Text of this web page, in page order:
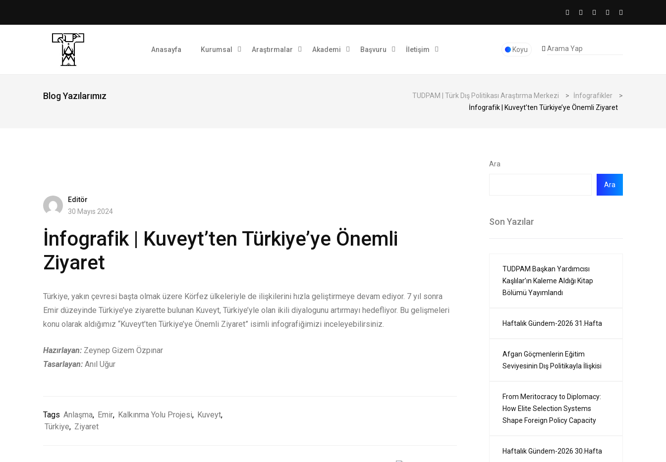
Anasayfa Kurumsal Araştırmalar Akademi Başvuru İletişim Koyu
Blog Yazılarımız TUDPAM | Türk Dış Politikası Araştırma Merkezi > İnfografikler
>
İnfografik | Kuveyt’ten Türkiye’ye Önemli Ziyaret
Editör
30 Mayıs 2024
İnfografik | Kuveyt’ten Türkiye’ye Önemli
Ziyaret
Türkiye, yakın çevresi başta olmak üzere Körfez ülkeleriyle de ilişkilerini hızla geliştirmeye devam ediyor. 7 yıl sonra
Emir düzeyinde Türkiye’ye ziyarette bulunan Kuveyt, Türkiye’yle olan ikili diyalogunu artırmayı hedefliyor. Bu gelişmeleri
konu olarak aldığımız “Kuveyt’ten Türkiye’ye Önemli Ziyaret” isimli infografiğimizi inceleyebilirsiniz.
Hazırlayan: Zeynep Gizem Özpınar
Tasarlayan: Anıl Uğur
Tags Anlaşma, Emir, Kalkınma Yolu Projesi, Kuveyt,
Türkiye, Ziyaret
Ara
Ara
Son Yazılar
TUDPAM Başkan Yardımcısı
Kaşlılar’ın Kaleme Aldığı Kitap
Bölümü Yayımlandı
Haftalık Gündem-2026 31.Hafta
Afgan Göçmenlerin Eğitim
Seviyesinin Dış Politikayla İlişkisi
From Meritocracy to Diplomacy:
How Elite Selection Systems
Shape Foreign Policy Capacity
Haftalık Gündem-2026 30.Hafta